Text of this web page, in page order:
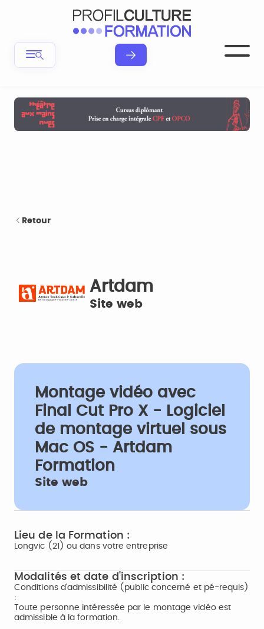
Retour
Artdam
Site web
Montage vidéo avec
Final Cut Pro X - Logiciel
de montage virtuel sous
Mac OS - Artdam
Formation
Site web
Lieu de la Formation :
Longvic (21) ou dans votre entreprise
Modalités et date d'inscription :
Conditions d'admissibilité (public concerné et pé-requis)
:
Toute personne intéressée par le montage vidéo est
admissible à la formation.